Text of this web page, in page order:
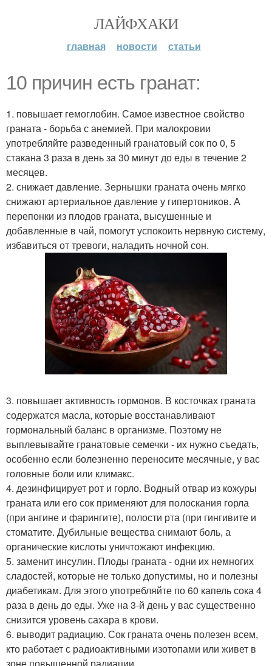
ЛАЙФХАКИ
главная новости статьи
10 причин есть гранат:
1. повышает гемоглобин. Самое известное свойство
граната - борьба с анемией. При малокровии
употребляйте разведенный гранатовый сок по 0, 5
стакана 3 раза в день за 30 минут до еды в течение 2
месяцев.
2. снижает давление. Зернышки граната очень мягко
снижают артериальное давление у гипертоников. А
перепонки из плодов граната, высушенные и
добавленные в чай, помогут успокоить нервную систему,
избавиться от тревоги, наладить ночной сон.
3. повышает активность гормонов. В косточках граната
содержатся масла, которые восстанавливают
гормональный баланс в организме. Поэтому не
выплевывайте гранатовые семечки - их нужно съедать,
особенно если болезненно переносите месячные, у вас
головные боли или климакс.
4. дезинфицирует рот и горло. Водный отвар из кожуры
граната или его сок применяют для полоскания горла
(при ангине и фарингите), полости рта (при гингивите и
стоматите. Дубильные вещества снимают боль, а
органические кислоты уничтожают инфекцию.
5. заменит инсулин. Плоды граната - одни их немногих
сладостей, которые не только допустимы, но и полезны
диабетикам. Для этого употребляйте по 60 капель сока 4
раза в день до еды. Уже на 3-й день у вас существенно
снизится уровень сахара в крови.
6. выводит радиацию. Сок граната очень полезен всем,
кто работает с радиоактивными изотопами или живет в